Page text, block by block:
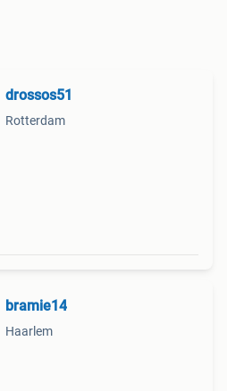
drossos51
Rotterdam
bramie14
Haarlem